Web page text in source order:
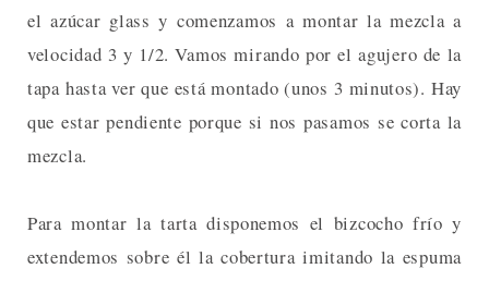
el azúcar glass y comenzamos a montar la mezcla a
velocidad 3 y 1/2. Vamos mirando por el agujero de la
tapa hasta ver que está montado (unos 3 minutos). Hay
que estar pendiente porque si nos pasamos se corta la
mezcla.
Para montar la tarta disponemos el bizcocho frío y
extendemos sobre él la cobertura imitando la espuma